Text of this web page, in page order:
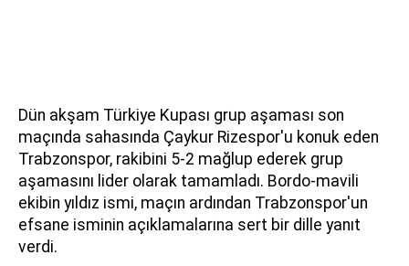
Dün akşam Türkiye Kupası grup aşaması son
maçında sahasında Çaykur Rizespor'u konuk eden
Trabzonspor, rakibini 5-2 mağlup ederek grup
aşamasını lider olarak tamamladı. Bordo-mavili
ekibin yıldız ismi, maçın ardından Trabzonspor'un
efsane isminin açıklamalarına sert bir dille yanıt
verdi.